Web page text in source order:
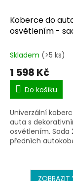
Koberce do
osvětlením -
Skladem (>5 ks)
1 598 Kč
Do košíku
Univerzální
auta s
osvětlením. Sada
předních
ZOBRAZIT